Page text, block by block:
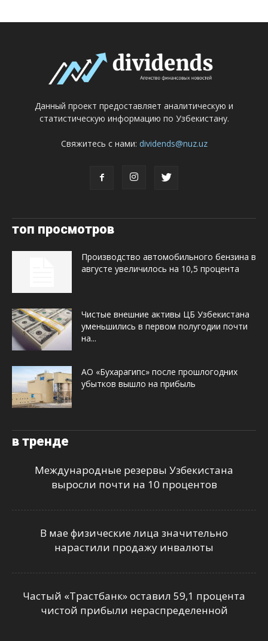
Данный проект предоставляет аналитическую и
статистическую информацию по Узбекистану.
Свяжитесь с нами: dividends@nuz.uz
топ просмотров
Производство автомобильного бензина в
августе увеличилось на 10,5 процента
Чистые внешние активы ЦБ Узбекистана
уменьшились в первом полугодии почти
на...
АО «Бухарагипс» после прошлогодних
убытков вышло на прибыль
в тренде
Международные резервы Узбекистана
выросли почти на 10 процентов
В мае физические лица значительно
нарастили продажу инвалюты
Частый «Трастбанк» оставил 59,1 процента
чистой прибыли нераспределенной